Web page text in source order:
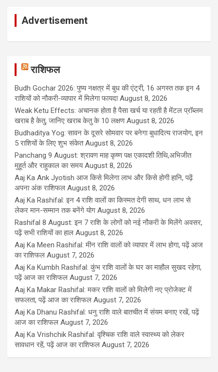
Advertisement
राशिफल
Budh Gochar 2026: पुष्य नक्षत्र में बुध की एंट्री, 16 अगस्त तक इन 4
राशियों को नौकरी-व्यापार में मिलेगा फायदा August 8, 2026
Weak Ketu Effects: अचानक होता है पैसा खर्च या रहती है मेंटल प्रॉब्लम
खराब है केतु, जानिए खराब केतु के 10 लक्षण August 8, 2026
Budhaditya Yog: सावन के दूसरे सोमवार पर बनेगा बुधादित्य राजयोग, इन
5 राशियों के लिए शुभ संकेत August 8, 2026
Panchang 9 August: श्रावण माह कृष्ण पक्ष एकादशी तिथि,अभिजीत
मुहूर्त और राहुकाल का समय August 8, 2026
Aaj Ka Ank Jyotish आज किसे मिलेगा लाभ और किसे होगी हानि, पढ़ें
अपना अंक राशिफल August 8, 2026
Aaj Ka Rashifal: इन 4 राशि वालों का किस्मत देगी साथ, धन लाभ से
लेकर मान-सम्मान तक बनेंगे योग August 8, 2026
Rashifal 8 August: इन 7 राशि के लोगों को नई नौकरी के मिलेंगे अवसर,
पढ़ें सभी राशियों का हाल August 8, 2026
Aaj Ka Meen Rashifal: मीन राशि वालों को व्यापार में लाभ होगा, पढ़ें आज
का राशिफल August 7, 2026
Aaj Ka Kumbh Rashifal: कुंभ राशि वालों के घर का माहौल सुखद रहेगा,
पढ़ें आज का राशिफल August 7, 2026
Aaj Ka Makar Rashifal: मकर राशि वालों को मिलेगी नए प्रोजेक्ट में
सफलता, पढ़ें आज का राशिफल August 7, 2026
Aaj Ka Dhanu Rashifal: धनु राशि वाले बातचीत में संयम बनाए रखें, पढ़ें
आज का राशिफल August 7, 2026
Aaj Ka Vrishchik Rashifal: वृश्चिक राशि वाले स्वास्थ्य को लेकर
सावधान रहें, पढ़ें आज का राशिफल August 7, 2026